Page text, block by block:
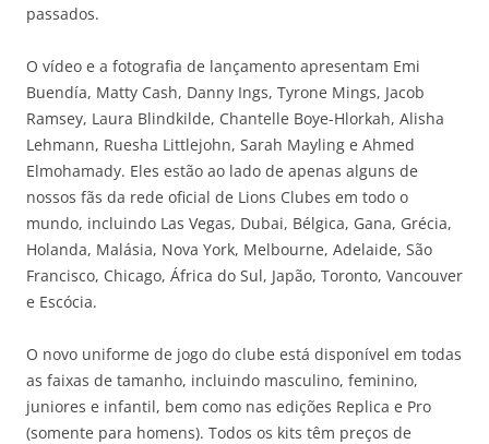
passados.
O vídeo e a fotografia de lançamento apresentam Emi
Buendía, Matty Cash, Danny Ings, Tyrone Mings, Jacob
Ramsey, Laura Blindkilde, Chantelle Boye-Hlorkah, Alisha
Lehmann, Ruesha Littlejohn, Sarah Mayling e Ahmed
Elmohamady. Eles estão ao lado de apenas alguns de
nossos fãs da rede oficial de Lions Clubes em todo o
mundo, incluindo Las Vegas, Dubai, Bélgica, Gana, Grécia,
Holanda, Malásia, Nova York, Melbourne, Adelaide, São
Francisco, Chicago, África do Sul, Japão, Toronto, Vancouver
e Escócia.
O novo uniforme de jogo do clube está disponível em todas
as faixas de tamanho, incluindo masculino, feminino,
juniores e infantil, bem como nas edições Replica e Pro
(somente para homens). Todos os kits têm preços de